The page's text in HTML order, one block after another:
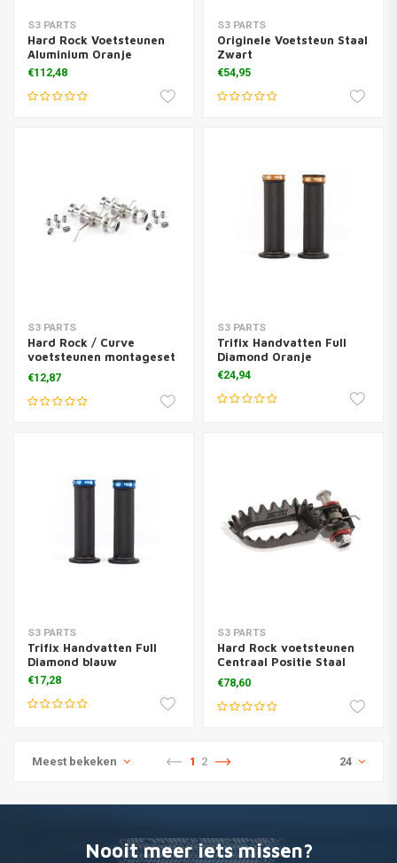
S3 PARTS
Hard Rock Voetsteunen
Aluminium Oranje
€112,48
S3 PARTS
Originele Voetsteun Staal
Zwart
€54,95
S3 PARTS
Hard Rock / Curve
voetsteunen montageset
+ inserts
€12,87
S3 PARTS
Trifix Handvatten Full
Diamond Oranje
€24,94
S3 PARTS
Trifix Handvatten Full
Diamond blauw
€17,28
S3 PARTS
Hard Rock voetsteunen
Centraal Positie Staal
Zwart
€78,60
Meest bekeken 1 2 24
Nooit meer iets missen?